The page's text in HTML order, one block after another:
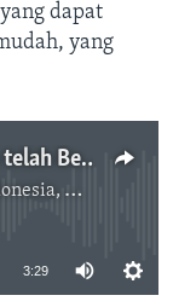
dapat
yang
Perkembangan Kecerdasan Buatan telah Berdampak pada Pasar Kerja
di AS
3:29